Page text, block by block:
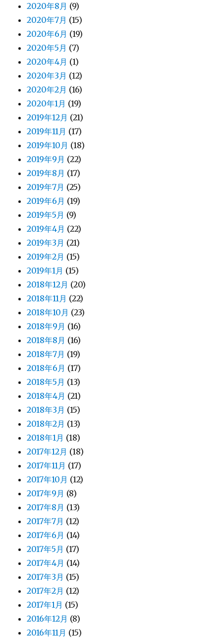
2020年8月 (9)
2020年7月 (15)
2020年6月 (19)
2020年5月 (7)
2020年4月 (1)
2020年3月 (12)
2020年2月 (16)
2020年1月 (19)
2019年12月 (21)
2019年11月 (17)
2019年10月 (18)
2019年9月 (22)
2019年8月 (17)
2019年7月 (25)
2019年6月 (19)
2019年5月 (9)
2019年4月 (22)
2019年3月 (21)
2019年2月 (15)
2019年1月 (15)
2018年12月 (20)
2018年11月 (22)
2018年10月 (23)
2018年9月 (16)
2018年8月 (16)
2018年7月 (19)
2018年6月 (17)
2018年5月 (13)
2018年4月 (21)
2018年3月 (15)
2018年2月 (13)
2018年1月 (18)
2017年12月 (18)
2017年11月 (17)
2017年10月 (12)
2017年9月 (8)
2017年8月 (13)
2017年7月 (12)
2017年6月 (14)
2017年5月 (17)
2017年4月 (14)
2017年3月 (15)
2017年2月 (12)
2017年1月 (15)
2016年12月 (8)
2016年11月 (15)